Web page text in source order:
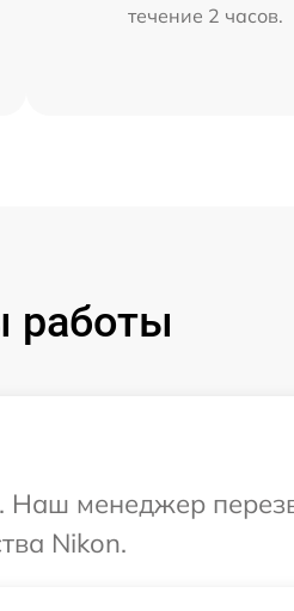
течение 2 часов.
работы
Наш менеджер
Nikon.